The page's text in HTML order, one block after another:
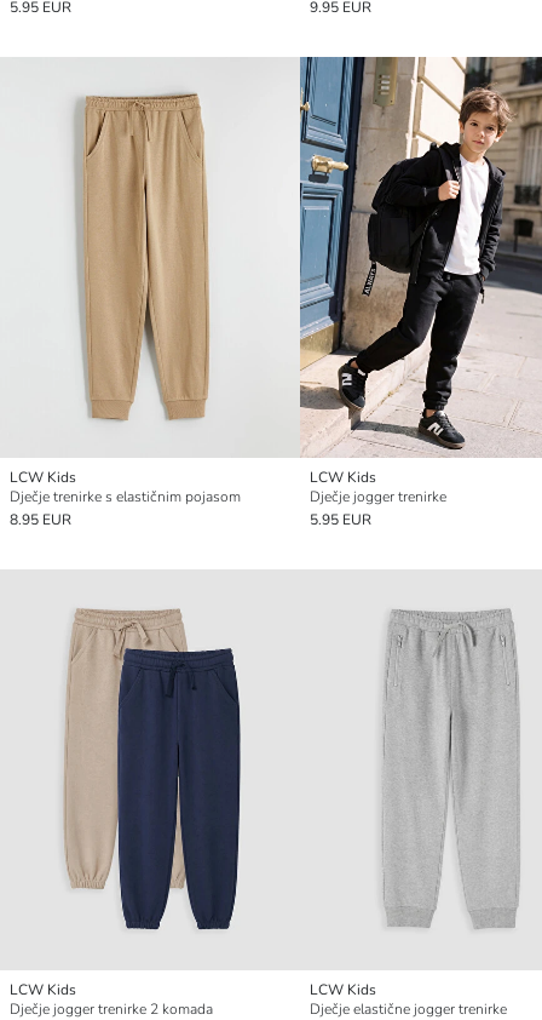
5.95 EUR 9.95 EUR
LCW Kids
Dječje trenirke s elastičnim pojasom
8.95 EUR
LCW Kids
Dječje jogger trenirke
5.95 EUR
LCW Kids
Dječje jogger trenirke 2 komada
LCW Kids
Dječje elastične jogger trenirke